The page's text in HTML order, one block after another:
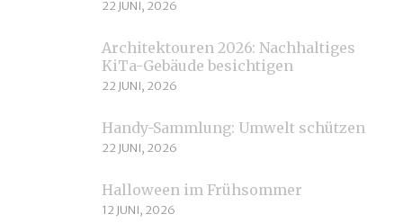
22 JUNI, 2026
Architektouren 2026: Nachhaltiges
KiTa-Gebäude besichtigen
22 JUNI, 2026
Handy-Sammlung: Umwelt schützen
22 JUNI, 2026
Halloween im Frühsommer
12 JUNI, 2026